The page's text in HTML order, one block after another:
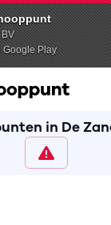
Google Play
in De